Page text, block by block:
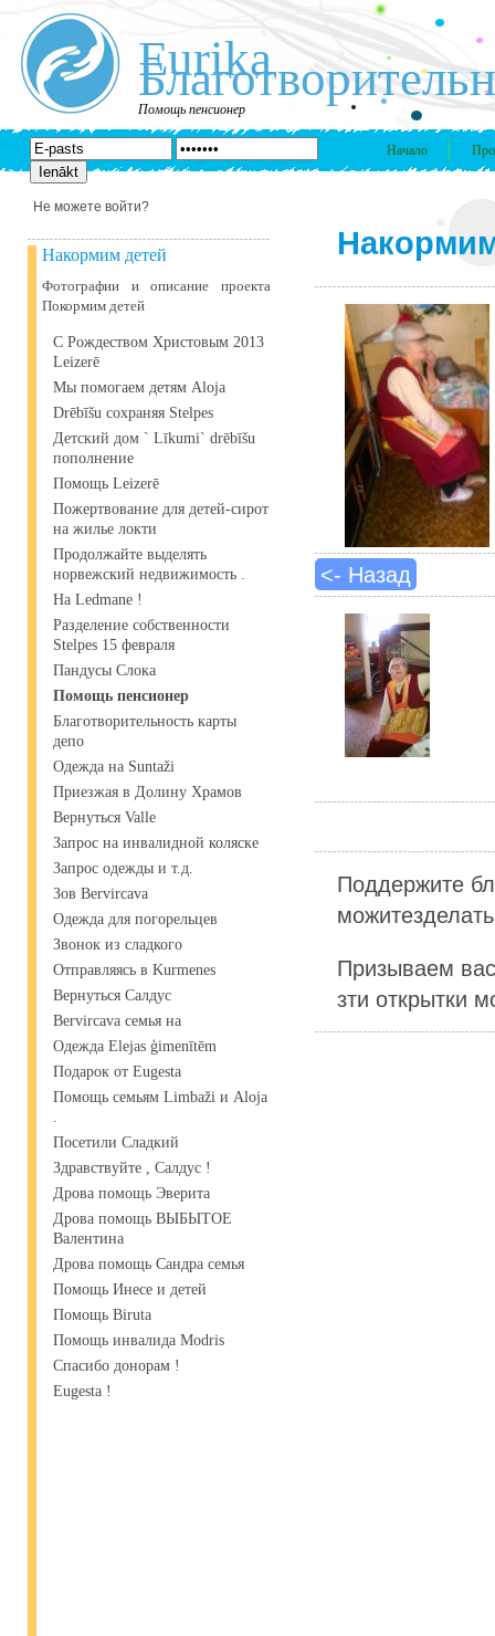
Eurika
Помощь пенсионер
Начало
Не можете войти?
Накормим детей
Фотографии и описание проекта
Покормим детей
С Рождеством Христовым 2013
Leizerē
Мы помогаем детям Aloja
Drēbīšu сохраняя Stelpes
Детский дом ` Līkumi` drēbīšu
пополнение
Помощь Leizerē
Пожертвование для детей-сирот
на жилье локти
Продолжайте выделять
норвежский недвижимость .
На Ledmane !
Разделение собственности
Stelpes 15 февраля
Пандусы Слока
Помощь пенсионер
Благотворительность карты
депо
Одежда на Suntaži
Приезжая в Долину Храмов
Вернуться Valle
Запрос на инвалидной коляске
Запрос одежды и т.д.
Зов Bervircava
Одежда для погорельцев
Звонок из сладкого
Отправляясь в Kurmenes
Вернуться Салдус
Bervircava семья на
Одежда Elejas ģimenītēm
Подарок от Eugesta
Помощь семьям Limbaži и Aloja
.
Посетили Сладкий
Здравствуйте , Салдус !
Дрова помощь Эверита
Дрова помощь ВЫБЫТОЕ
Валентина
Дрова помощь Сандра семья
Помощь Инесе и детей
Помощь Biruta
Помощь инвалида Modris
Спасибо донорам !
Eugesta !
<- Назад
Поддержите
Призываем
зти открытки